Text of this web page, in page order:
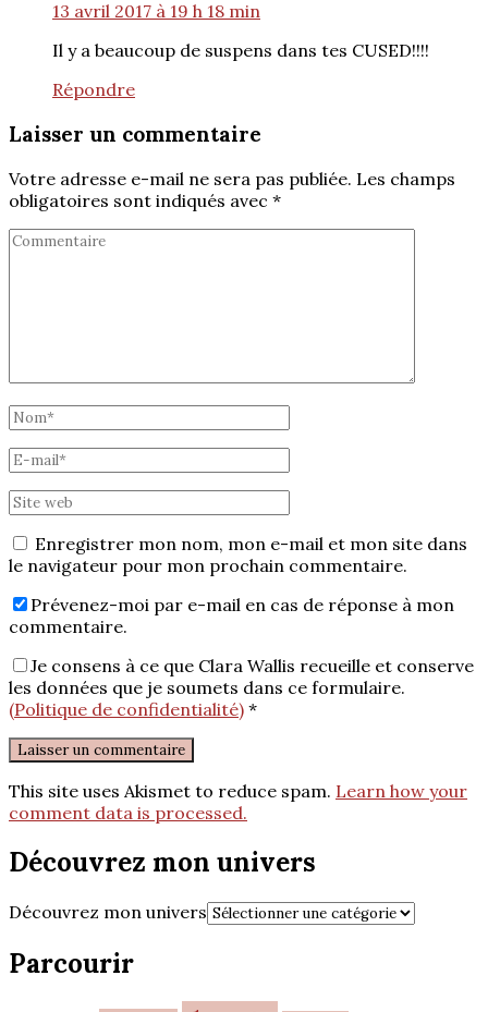
13 avril 2017 à 19 h 18 min
Il y a beaucoup de suspens dans tes CUSED!!!!
Répondre
Laisser un commentaire
Votre adresse e-mail ne sera pas publiée. Les champs
obligatoires sont indiqués avec *
Enregistrer mon nom, mon e-mail et mon site dans
le navigateur pour mon prochain commentaire.
Prévenez-moi par e-mail en cas de réponse à mon
commentaire.
Je consens à ce que Clara Wallis recueille et conserve
les données que je soumets dans ce formulaire.
(Politique de confidentialité) *
This site uses Akismet to reduce spam. Learn how your
comment data is processed.
Découvrez mon univers
Découvrez mon univers
Parcourir